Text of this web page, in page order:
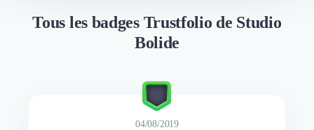
Tous les badges Trustfolio de Studio
Bolide
04/08/2019